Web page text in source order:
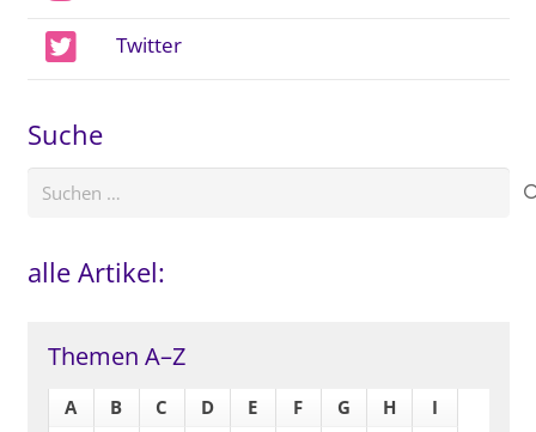
Twitter
Suche
Suchen
alle Artikel:
Themen A–Z
A B C D E F G H
I